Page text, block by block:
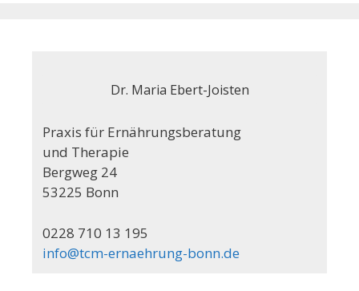
Dr. Maria Ebert-Joisten
Praxis für Ernährungsberatung
und Therapie
Bergweg 24
53225 Bonn
0228 710 13 195
info@tcm-ernaehrung-bonn.de